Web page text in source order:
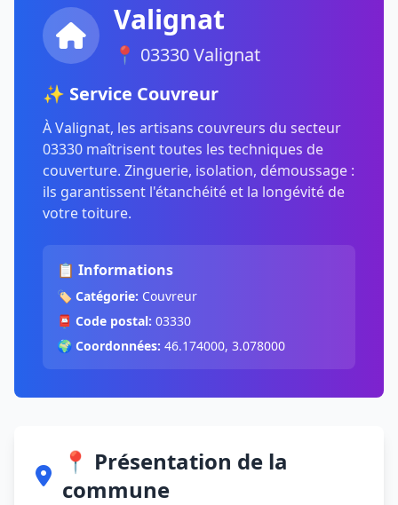
Valignat
📍 03330 Valignat
✨ Service Couvreur
À Valignat, les artisans couvreurs du secteur
03330 maîtrisent toutes les techniques de
couverture. Zinguerie, isolation, démoussage :
ils garantissent l'étanchéité et la longévité de
votre toiture.
📋 Informations
🏷️ Catégorie: Couvreur
📮 Code postal: 03330
🌍 Coordonnées: 46.174000, 3.078000
📍 Présentation de la
commune